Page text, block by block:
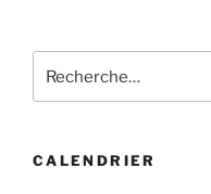
pour
CALENDRIER